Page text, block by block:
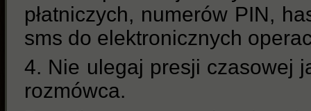
płatniczych, numerów PIN,
sms do elektronicznych
4. Nie ulegaj presji czasowej
rozmówca.